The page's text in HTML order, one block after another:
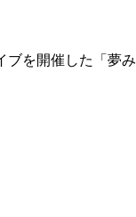
を開催した「夢